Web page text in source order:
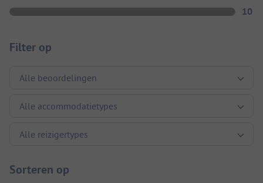
10
Filter op
Sorteren op